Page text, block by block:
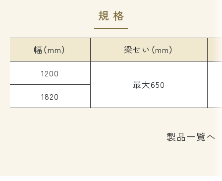
規格
幅（mm）
梁せい（mm）
1200
最大650
1820
製品一覧へ